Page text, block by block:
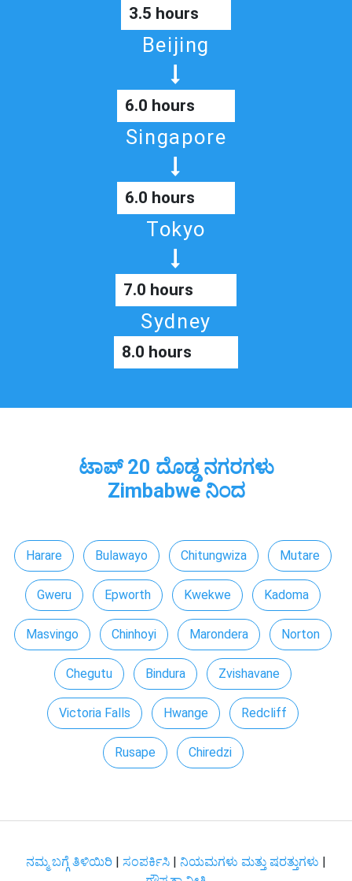
3.5 hours
Beijing
6.0 hours
Singapore
6.0 hours
Tokyo
7.0 hours
Sydney
8.0 hours
ಟಾಪ್ 20 ದೊಡ್ಡ ನಗರಗಳು
Zimbabwe ನಿಂದ
Harare Bulawayo Chitungwiza Mutare
Gweru Epworth Kwekwe Kadoma
Masvingo Chinhoyi Marondera Norton
Chegutu Bindura Zvishavane
Victoria Falls Hwange Redcliff
Rusape Chiredzi
ನಮ್ಮ ಬಗ್ಗೆ ತಿಳಿಯಿರಿ ಸಂಪರ್ಕಿಸಿ ನಿಯಮಗಳು ಮತ್ತು ಷರತ್ತುಗಳು